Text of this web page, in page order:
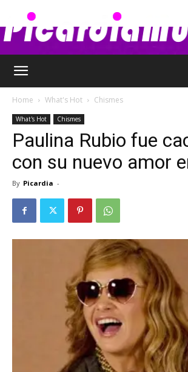
Chismes,
Home What's Hot Chismes
What's Hot Chismes
Paulina Rubio fue
con su nuevo amor
By Picardia -